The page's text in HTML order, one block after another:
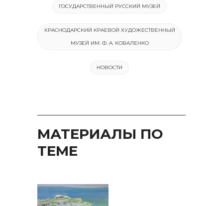
ГОСУДАРСТВЕННЫЙ РУССКИЙ МУЗЕЙ
КРАСНОДАРСКИЙ КРАЕВОЙ ХУДОЖЕСТВЕННЫЙ
МУЗЕЙ ИМ. Ф. А. КОВАЛЕНКО
НОВОСТИ
МАТЕРИАЛЫ ПО
ТЕМЕ